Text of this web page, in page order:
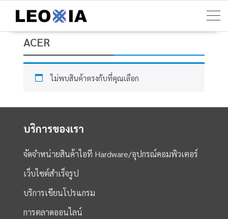
content
ACER
ไม่พบสินค้าตรงกับที่คุณเลือก
บริการของเรา
จัดจำหน่ายสินค้าไอที Hardware/อุปกรณ์คอมพิวเตอร์
เว็บไซต์สำเร็จรูป
บริการเขียนโปรแกรม
การตลาดออนไลน์